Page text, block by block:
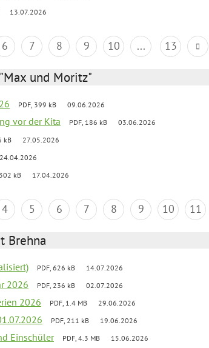
13.07.2026
6 7 8 9 10 ... 13
und Moritz"
PDF, 399 kB 09.06.2026
vor der Kita PDF, 186 kB 03.06.2026
kB 27.05.2026
24.04.2026
kB 17.04.2026
4 5 6 7 8 9 10 11
Brehna
PDF, 626 kB 14.07.2026
2026 PDF, 236 kB 02.07.2026
2026 PDF, 1.4 MB 29.06.2026
PDF, 211 kB 19.06.2026
Einschüler PDF, 4.3 MB 15.06.2026